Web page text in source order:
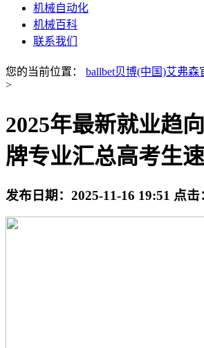
机械自动化
机械百科
联系我们
您的当前位置： ballbet贝博(中国)艾弗森
>
2025年最新就业趋
牌专业汇总高考生
发布日期： 2025-11-16 19:51 点击